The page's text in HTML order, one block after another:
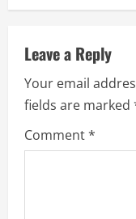
Leave a Reply
Your email
fields are marked
Comment*